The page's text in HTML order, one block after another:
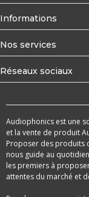
Informations
Nos services
Réseaux sociaux
Audiophonics est une
et la vente de produit
Proposer des produits
nous guide au
les premiers à
attentes du marché et